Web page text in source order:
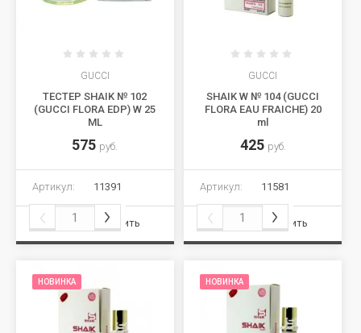
GUCCI
ТЕСТЕР SHAIK № 102
(GUCCI FLORA EDP) W 25
ML
575 руб.
Артикул: 11391
Сравнить
GUCCI
SHAIK W № 104 (GUCCI
FLORA EAU FRAICHE) 20
ml
425 руб.
Артикул: 11581
Сравнить
НОВИНКА НОВИНКА